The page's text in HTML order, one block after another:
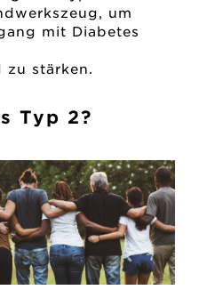
um
mit Diabetes
zu stärken.
Typ 2?